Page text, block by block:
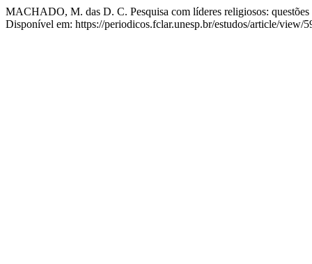
MACHADO, M. das D. C. Pesquisa com líderes religiosos:
Disponível em: https://periodicos.fclar.unesp.br/estudos/article/view/